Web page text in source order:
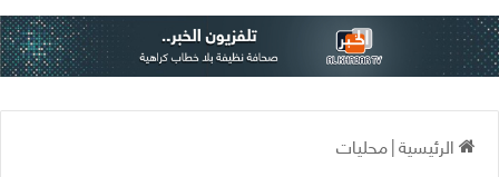
الرئيسية|محليات